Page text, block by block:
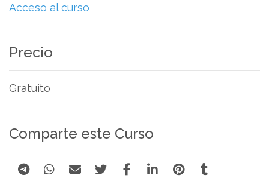
Acceso al curso
Precio
Gratuito
Comparte este Curso